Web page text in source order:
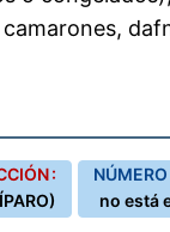
:
no está